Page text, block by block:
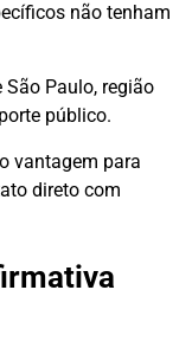
não tenham
Paulo, região
público.
vantagem para
direto com